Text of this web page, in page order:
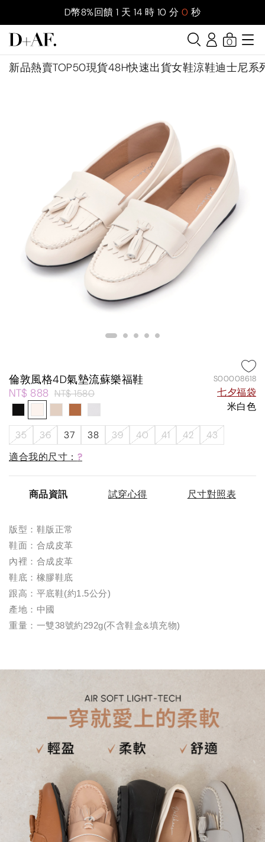
D幣8%回饋 1 天 14 時 9 分 59 秒
新品熱賣TOP50現貨48H快速出貨女鞋涼鞋迪士尼系
0
倫敦風格4D氣墊流蘇樂福鞋 S00008618
NT$ 888 NT$ 1580
七夕福袋
米白色
35 36 37 38 39 40 41 42
43
適合我的尺寸： ?
商品資訊 試穿心得 尺寸對照表
版型：鞋版正常
鞋面：合成皮革
內裡：合成皮革
鞋底：橡膠鞋底
跟高：平底鞋(約1.5公分)
產地：中國
重量：一雙38號約292g(不含鞋盒&填充物)